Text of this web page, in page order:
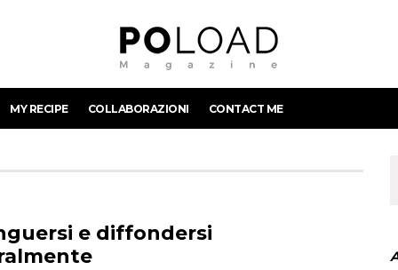
MY RECIPE COLLABORAZIONI CONTACT ME
e diffondersi